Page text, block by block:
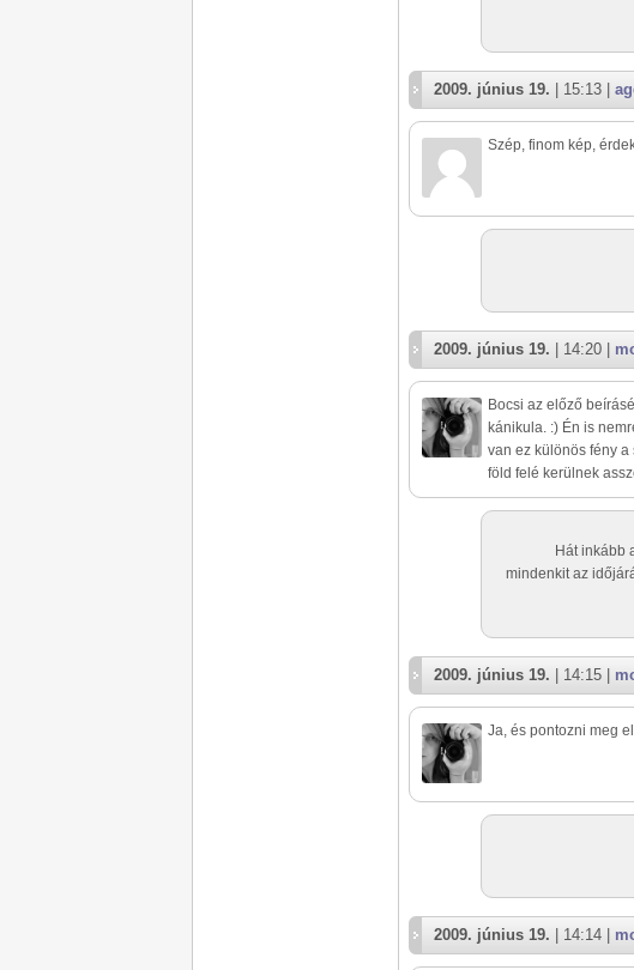
2009. június 19. | 15:13 |
Szép, finom kép,
2009. június 19. | 14:20 |
Bocsi az előző
kánikula. :) Én is
van ez különös fény
föld felé kerülnek
Hát inkább
mindenkit az
2009. június 19. | 14:15 |
Ja, és pontozni meg
2009. június 19. | 14:14 |